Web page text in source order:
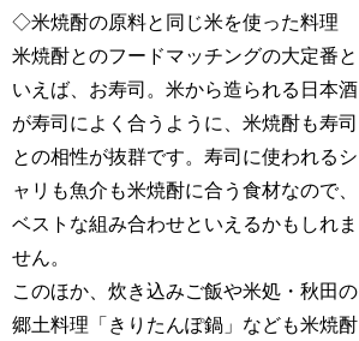
◇米焼酎の原料と同じ米を使った料理
米焼酎とのフードマッチングの大定番と
いえば、お寿司。米から造られる日本酒
が寿司によく合うように、米焼酎も寿司
との相性が抜群です。寿司に使われるシ
ャリも魚介も米焼酎に合う食材なので、
ベストな組み合わせといえるかもしれま
せん。
このほか、炊き込みご飯や米処・秋田の
郷土料理「きりたんぽ鍋」なども米焼酎